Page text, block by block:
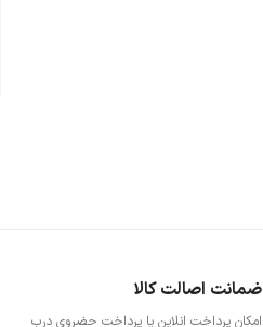
ضمانت اصالت کالا
امکان پرداخت انلاین یا پرداخت حضروی درب